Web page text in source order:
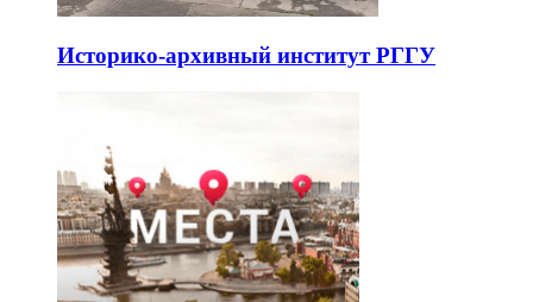
Историко-архивный институт РГГУ